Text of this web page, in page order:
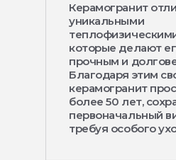
Керамогранит
уникальными
которые делают
прочным и
Благодаря этим
керамогранит
более 50 лет,
первоначальный
требуя особого